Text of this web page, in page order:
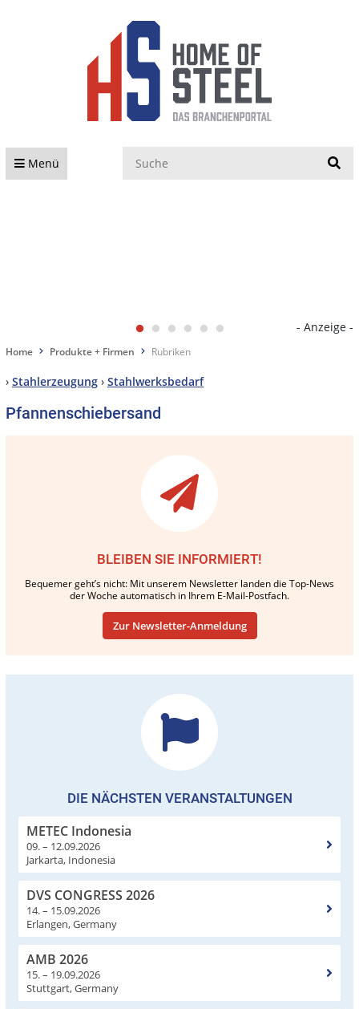
Menü
- Anzeige -
Home Produkte + Firmen Rubriken
› Stahlerzeugung › Stahlwerksbedarf
Pfannenschiebersand
BLEIBEN SIE INFORMIERT!
Bequemer geht’s nicht: Mit unserem Newsletter landen die Top-News
der Woche automatisch in Ihrem E-Mail-Postfach.
Zur Newsletter-Anmeldung
DIE NÄCHSTEN VERANSTALTUNGEN
METEC Indonesia
09. – 12.09.2026
Jarkarta, Indonesia
DVS CONGRESS 2026
14. – 15.09.2026
Erlangen, Germany
AMB 2026
15. – 19.09.2026
Stuttgart, Germany